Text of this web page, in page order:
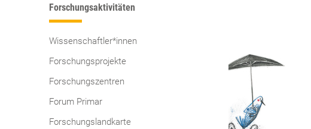
Forschungsaktivitäten
Wissenschaftler*innen
Forschungsprojekte
Forschungszentren
Forum Primar
Forschungslandkarte